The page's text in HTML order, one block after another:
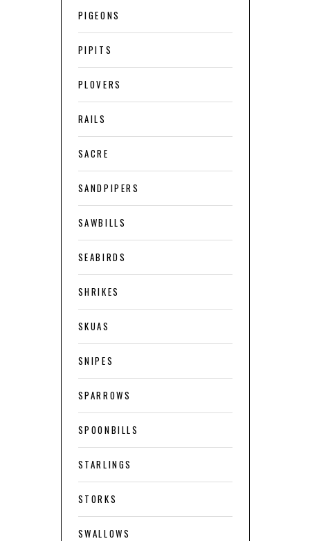
PIGEONS
PIPITS
PLOVERS
RAILS
SACRE
SANDPIPERS
SAWBILLS
SEABIRDS
SHRIKES
SKUAS
SNIPES
SPARROWS
SPOONBILLS
STARLINGS
STORKS
SWALLOWS